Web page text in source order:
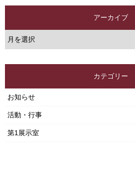
アーカイブ
カテゴリー
お知らせ
活動・行事
第1展示室